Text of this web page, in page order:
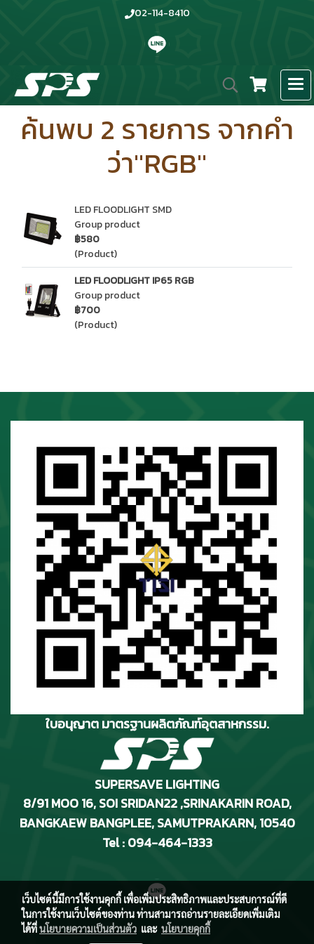
02-114-8410
ค้นพบ 2 รายการ จากคำ
ว่า"RGB"
LED FLOODLIGHT SMD
Group product
฿580
(Product)
LED FLOODLIGHT IP65 RGB
Group product
฿700
(Product)
ใบอนุญาต มาตรฐานผลิตภัณฑ์อุตสาหกรรม.
SUPERSAVE LIGHTING
8/91 MOO 16, SOI SRIDAN22 ,SRINAKARIN ROAD,
BANGKAEW BANGPLEE, SAMUTPRAKARN, 10540
Tel : 094-464-1333
เว็บไซต์นี้มีการใช้งานคุกกี้ เพื่อเพิ่มประสิทธิภาพและประสบการณ์ที่ดี
ในการใช้งานเว็บไซต์ของท่าน ท่านสามารถอ่านรายละเอียดเพิ่มเติม
ได้ที่นโยบายความเป็นส่วนตัว และ นโยบายคุกกี้